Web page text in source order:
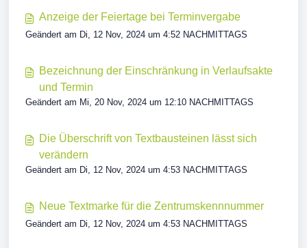
Anzeige der Feiertage bei Terminvergabe
Geändert am Di, 12 Nov, 2024 um 4:52 NACHMITTAGS
Bezeichnung der Einschränkung in Verlaufsakte
und Termin
Geändert am Mi, 20 Nov, 2024 um 12:10 NACHMITTAGS
Die Überschrift von Textbausteinen lässt sich
verändern
Geändert am Di, 12 Nov, 2024 um 4:53 NACHMITTAGS
Neue Textmarke für die Zentrumskennnummer
Geändert am Di, 12 Nov, 2024 um 4:53 NACHMITTAGS